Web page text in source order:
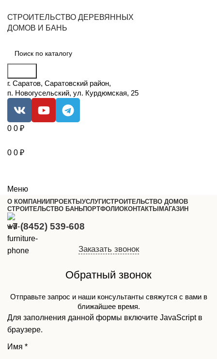
СТРОИТЕЛЬСТВО ДЕРЕВЯННЫХ
ДОМОВ И БАНЬ
г. Саратов, Саратовский район,
п. Новогусельский, ул. Курдюмская, 25
0 0 ₽
0 0 ₽
Меню
О КОМПАНИИ ПРОЕКТЫ УСЛУГИСТРОИТЕЛЬСТВО ДОМОВ
СТРОИТЕЛЬСТВО БАНЬПОРТФОЛИОКОНТАКТЫ МАГАЗИН
+7 (8452) 539-608
Заказать звонок
Обратный звонок
Отправьте запрос и наши консультанты свяжутся с вами в
ближайшее время.
Для заполнения данной формы включите JavaScript в
браузере.
Имя *